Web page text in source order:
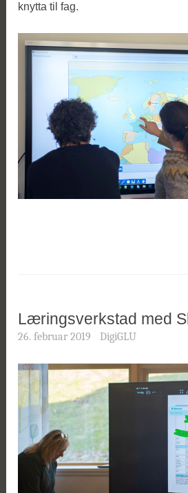
knytta til fag.
Læringsverkstad med
26. februar 2019 DigiGLU